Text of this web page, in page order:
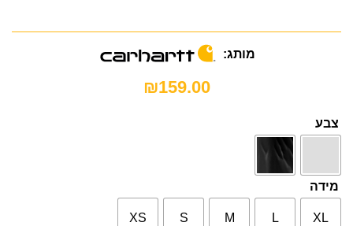
מותג:
₪159.00
צבע
מידה
XL
L
M
S
XS